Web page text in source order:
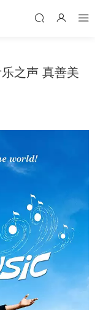
之声 真善美